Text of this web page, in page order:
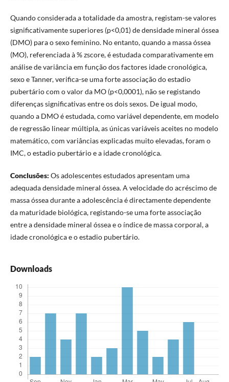
Quando considerada a totalidade da amostra, registam-se valores
significativamente superiores (p<0,01) de densidade mineral óssea
(DMO) para o sexo feminino. No entanto, quando a massa óssea
(MO), referenciada à % zscore, é estudada comparativamente em
análise de variância em função dos factores idade cronológica,
sexo e Tanner, verifica-se uma forte associação do estadio
pubertário com o valor da MO (p<0,0001), não se registando
diferenças significativas entre os dois sexos. De igual modo,
quando a DMO é estudada, como variável dependente, em modelo
de regressão linear múltipla, as únicas variáveis aceites no modelo
matemático, com variâncias explicadas muito elevadas, foram o
IMC, o estadio pubertário e a idade cronológica.
Conclusões: Os adolescentes estudados apresentam uma
adequada densidade mineral óssea. A velocidade do acréscimo de
massa óssea durante a adolescência é directamente dependente
da maturidade biológica, registando-se uma forte associação
entre a densidade mineral óssea e o índice de massa corporal, a
idade cronológica e o estadio pubertário.
Downloads